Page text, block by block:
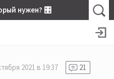
нужен? 🎛
2021 в 19:37
21